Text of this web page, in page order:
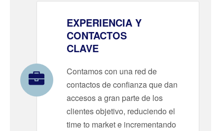
EXPERIENCIA Y
CONTACTOS
CLAVE
Contamos con una red de
contactos de confianza que dan
accesos a gran parte de los
clientes objetivo, reduciendo el
time to market e incrementando